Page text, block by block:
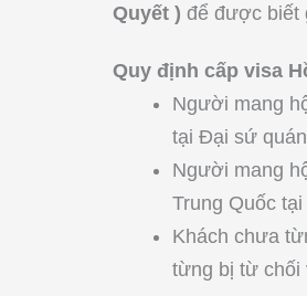
Quyết ) để được biết
Quy định cấp visa
Người mang
tại Đại sứ
Người mang
Trung Quốc
Khách chưa
từng bị từ chối